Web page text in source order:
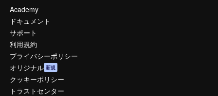
Academy
ドキュメント
サポート
利用規約
プライバシーポリシー
オリジナル 新規
クッキーポリシー
トラストセンター